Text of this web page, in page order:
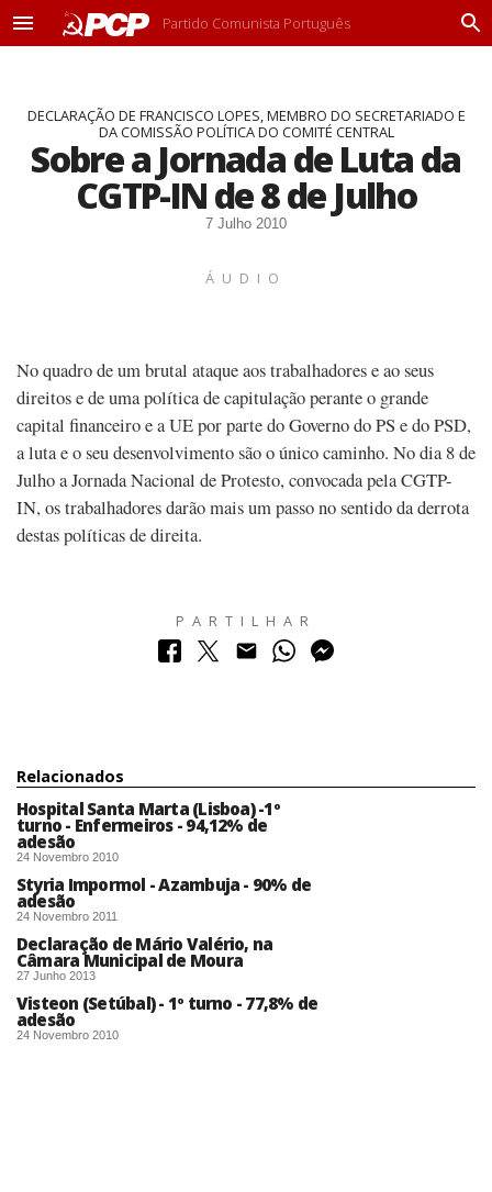
M
u
Partido Comunista Português
P
DECLARAÇÃO DE FRANCISCO LOPES, MEMBRO DO SECRETARIADO E
DA COMISSÃO POLÍTICA DO COMITÉ CENTRAL
Sobre a Jornada de Luta da
CGTP-IN de 8 de Julho
7 Julho 2010
ÁUDIO
No quadro de um brutal ataque aos trabalhadores e ao seus
direitos e de uma política de capitulação perante o grande
capital financeiro e a UE por parte do Governo do PS e do PSD,
a luta e o seu desenvolvimento são o único caminho. No dia 8 de
Julho a Jornada Nacional de Protesto, convocada pela CGTP-
IN, os trabalhadores darão mais um passo no sentido da derrota
destas políticas de direita.
PARTILHAR
Relacionados
Hospital Santa Marta (Lisboa) -1º
turno - Enfermeiros - 94,12% de
adesão
24 Novembro 2010
Styria Impormol - Azambuja - 90% de
adesão
24 Novembro 2011
Declaração de Mário Valério, na
Câmara Municipal de Moura
27 Junho 2013
Visteon (Setúbal) - 1º turno - 77,8% de
adesão
24 Novembro 2010